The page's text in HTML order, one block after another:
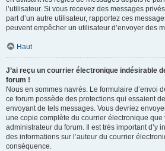
l’utilisateur. Si vous recevez des messages
part d’un autre utilisateur, rapportez ces
peuvent empêcher un utilisateur d’envoyer des
Haut
J’ai reçu un courrier électronique indésirable
forum !
Nous en sommes navrés. Le formulaire d’envoi
ce forum possède des protections qui essaient
envoyant de tels messages. Vous devriez
une copie complète du courrier électronique que
administrateur du forum. Il est très important d’y
des informations sur l’auteur du courrier
conséquence.